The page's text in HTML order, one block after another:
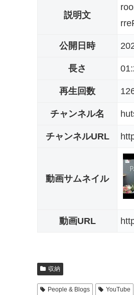
説明文
公開日時
長さ
再生回数
チャンネル名
チャンネルURL
動画サムネイル
動画URL
収納
People & Blogs YouTube